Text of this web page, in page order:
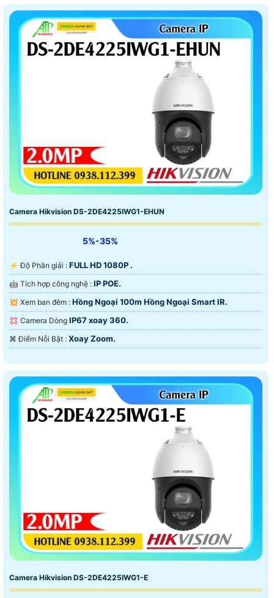
Camera Hikvision DS-2DE4225IWG1-EHUN
5%-35%
️⚡ Độ Phân giải : FULL HD 1080P .
🤖️ Tích hợp công nghệ : IP POE.
💥 Xem ban đêm : Hồng Ngoại 100m Hồng Ngoại Smart IR.
💢 Camera Dòng IP67 xoay 360.
️⌘ Điểm Nỗi Bật : Xoay Zoom.
Camera Hikvision DS-2DE4225IWG1-E